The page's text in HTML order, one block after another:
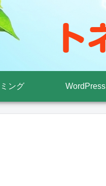
ング WordPress